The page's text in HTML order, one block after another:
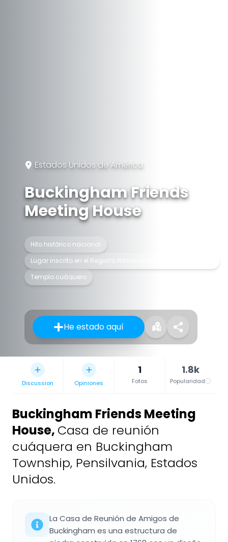
Estados Unidos de América
Buckingham Friends
Meeting House
Hito histórico nacional
Lugar inscrito en el Registro Nacional de Lugares Históricos
Templo cuáquero
He estado aquí
Discussion Opiniones
1
Fotos
1.8k
Popularidad
Buckingham Friends Meeting
House, Casa de reunión
cuáquera en Buckingham
Township, Pensilvania, Estados
Unidos.
La Casa de Reunión de Amigos de
Buckingham es una estructura de